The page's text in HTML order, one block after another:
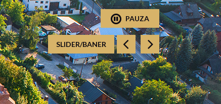
PAUZA
SLIDER/BANER